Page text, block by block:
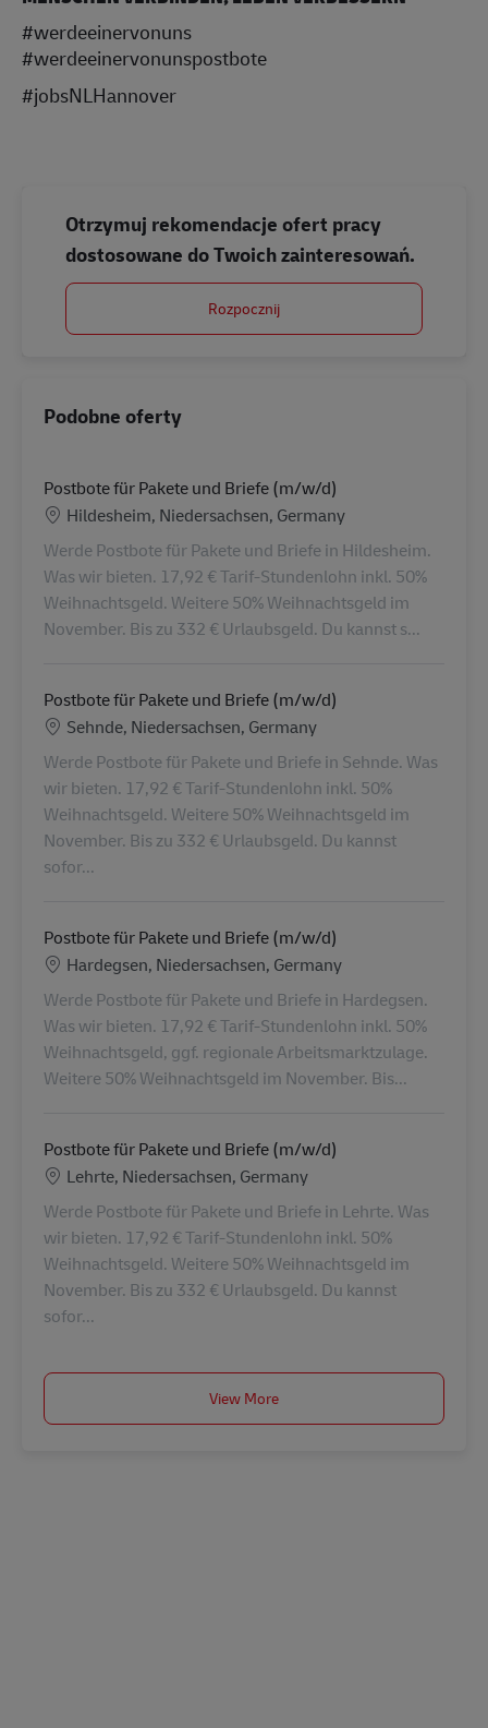
#werdeeinervonuns
#werdeeinervonunspostbote
#jobsNLHannover
Otrzymuj rekomendacje ofert pracy
dostosowane do Twoich zainteresowań.
Rozpocznij
Podobne oferty
Postbote für Pakete und Briefe (m/w/d)
Lokalizacja
Hildesheim, Niedersachsen, Germany
Werde Postbote für Pakete und Briefe in Hildesheim.
Was wir bieten. 17,92 € Tarif-Stundenlohn inkl. 50%
Weihnachtsgeld. Weitere 50% Weihnachtsgeld im
November. Bis zu 332 € Urlaubsgeld. Du kannst s...
Postbote für Pakete und Briefe (m/w/d)
Lokalizacja
Sehnde, Niedersachsen, Germany
Werde Postbote für Pakete und Briefe in Sehnde. Was
wir bieten. 17,92 € Tarif-Stundenlohn inkl. 50%
Weihnachtsgeld. Weitere 50% Weihnachtsgeld im
November. Bis zu 332 € Urlaubsgeld. Du kannst
sofor...
Postbote für Pakete und Briefe (m/w/d)
Lokalizacja
Hardegsen, Niedersachsen, Germany
Werde Postbote für Pakete und Briefe in Hardegsen.
Was wir bieten. 17,92 € Tarif-Stundenlohn inkl. 50%
Weihnachtsgeld, ggf. regionale Arbeitsmarktzulage.
Weitere 50% Weihnachtsgeld im November. Bis...
Postbote für Pakete und Briefe (m/w/d)
Lokalizacja
Lehrte, Niedersachsen, Germany
Werde Postbote für Pakete und Briefe in Lehrte. Was
wir bieten. 17,92 € Tarif-Stundenlohn inkl. 50%
Weihnachtsgeld. Weitere 50% Weihnachtsgeld im
November. Bis zu 332 € Urlaubsgeld. Du kannst
sofor...
View More